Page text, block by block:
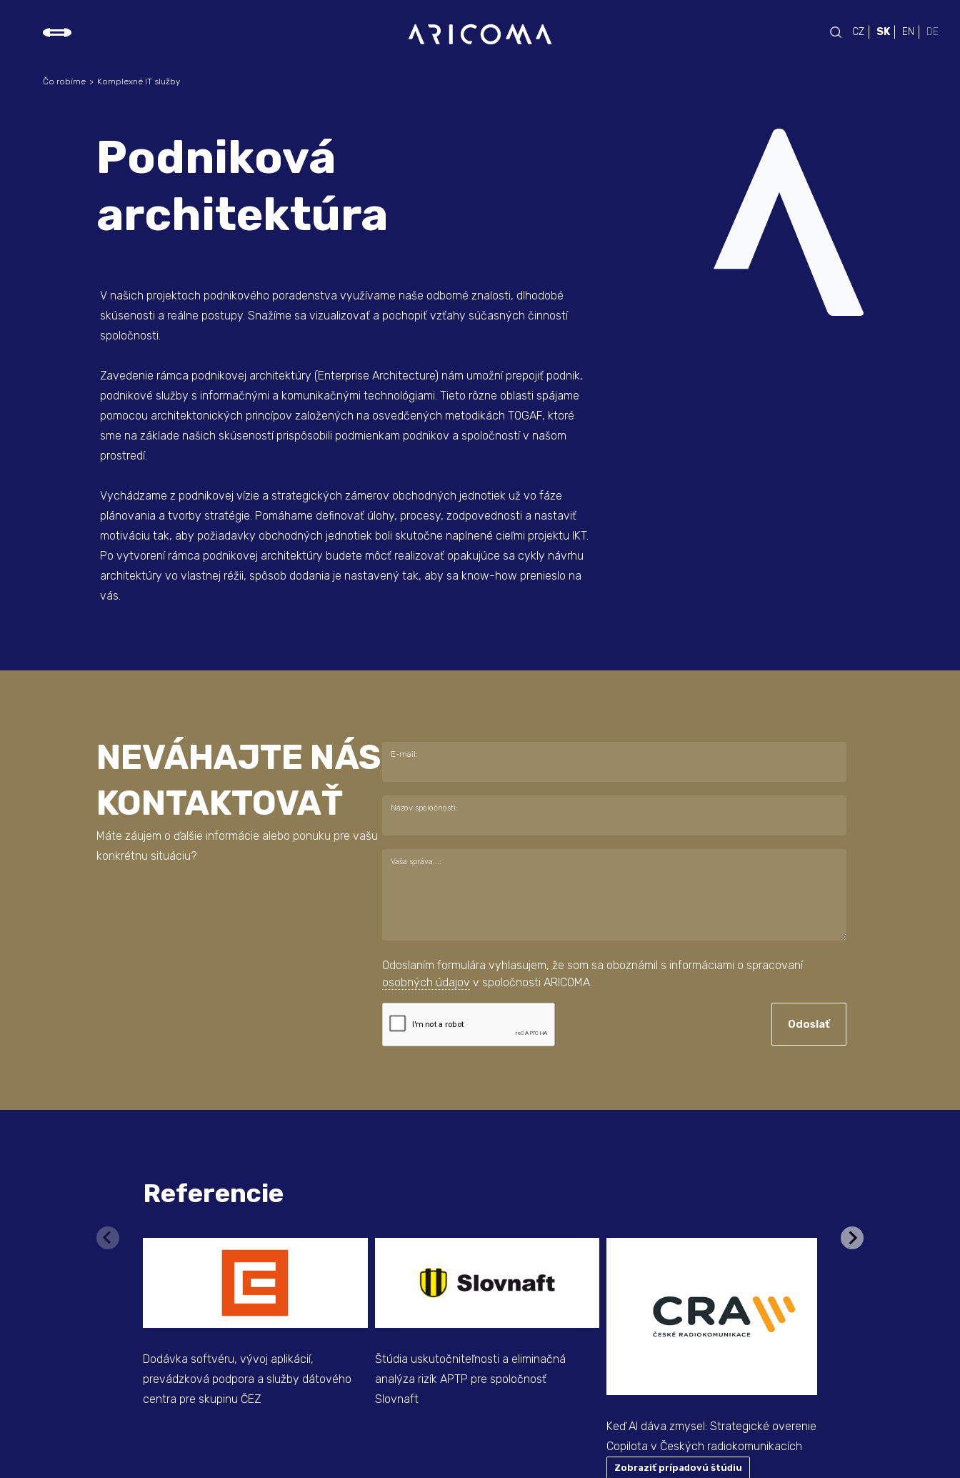
CZ SK EN DE
Podniková
architektúra
V našich projektoch podnikového poradenstva využívame naše odborné znalosti, dlhodobé
skúsenosti a reálne postupy. Snažíme sa vizualizovať a pochopiť vzťahy súčasných činností
spoločnosti.
Zavedenie rámca podnikovej architektúry (Enterprise Architecture) nám umožní prepojiť podnik,
podnikové služby s informačnými a komunikačnými technológiami. Tieto rôzne oblasti spájame
pomocou architektonických princípov založených na osvedčených metodikách TOGAF, ktoré
sme na základe našich skúseností prispôsobili podmienkam podnikov a spoločností v našom
prostredí.
Vychádzame z podnikovej vízie a strategických zámerov obchodných jednotiek už vo fáze
plánovania a tvorby stratégie. Pomáhame definovať úlohy, procesy, zodpovednosti a nastaviť
motiváciu tak, aby požiadavky obchodných jednotiek boli skutočne naplnené cieľmi projektu IKT.
Po vytvorení rámca podnikovej architektúry budete môcť realizovať opakujúce sa cykly návrhu
architektúry vo vlastnej réžii, spôsob dodania je nastavený tak, aby sa know-how prenieslo na
vás.
Čo robíme Komplexné IT služby
NEVÁHAJTE NÁS
KONTAKTOVAŤ
Máte záujem o ďalšie informácie alebo ponuku pre vašu
konkrétnu situáciu?
E-mail:
Názov spoločnosti:
Vaša správa...:
Odoslaním formulára vyhlasujem, že som sa oboznámil s informáciami o spracovaní
osobných údajov v spoločnosti ARICOMA.
Odoslať
Referencie
Dodávka softvéru, vývoj aplikácií,
prevádzková podpora a služby dátového
centra pre skupinu ČEZ
Štúdia uskutočniteľnosti a eliminačná
analýza rizík APTP pre spoločnosť
Slovnaft
Keď AI dáva zmysel: Strategické overenie
Copilota v Českých radiokomunikacích
Zobraziť prípadovú štúdiu